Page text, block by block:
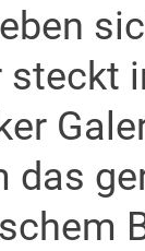
steckt
das